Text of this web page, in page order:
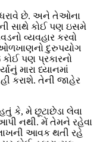
ધરાવે છે. અને તેઓના
સાથે કોઈ પણ ઇસમે
વ્યવહાર કરવો
દુરુપયોગ
પણ પ્રકારનો
મારા ધ્યાનમાં
કરાશે. તેની જાહેર
કે, મે છૂટાછેડા લેવા
નથી. મેં તેમને રહેવા
આવક થતી રહે